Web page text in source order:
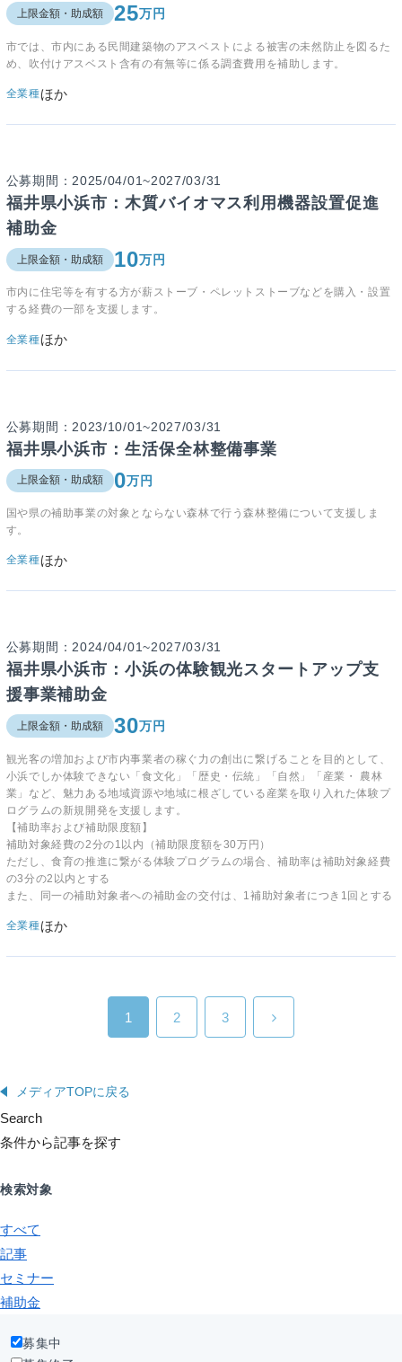
上限金額・助成額 25万円
市では、市内にある民間建築物のアスベストによる被害の未然防止を図るた
め、吹付けアスベスト含有の有無等に係る調査費用を補助します。
全業種ほか
公募期間：2025/04/01~2027/03/31
福井県小浜市：木質バイオマス利用機器設置促進
補助金
上限金額・助成額 10万円
市内に住宅等を有する方が薪ストーブ・ペレットストーブなどを購入・設置
する経費の一部を支援します。
全業種ほか
公募期間：2023/10/01~2027/03/31
福井県小浜市：生活保全林整備事業
上限金額・助成額 0万円
国や県の補助事業の対象とならない森林で行う森林整備について支援しま
す。
全業種ほか
公募期間：2024/04/01~2027/03/31
福井県小浜市：小浜の体験観光スタートアップ支
援事業補助金
上限金額・助成額 30万円
観光客の増加および市内事業者の稼ぐ力の創出に繋げることを目的として、
小浜でしか体験できない「食文化」「歴史・伝統」「自然」「産業・ 農林
業」など、魅力ある地域資源や地域に根ざしている産業を取り入れた体験プ
ログラムの新規開発を支援します。
【補助率および補助限度額】
補助対象経費の2分の1以内（補助限度額を30万円）
ただし、食育の推進に繋がる体験プログラムの場合、補助率は補助対象経費
の3分の2以内とする
また、同一の補助対象者への補助金の交付は、1補助対象者につき1回とする
全業種ほか
1 2 3
メディアTOPに戻る
Search
条件から記事を探す
検索対象
すべて
記事
セミナー
補助金
募集中